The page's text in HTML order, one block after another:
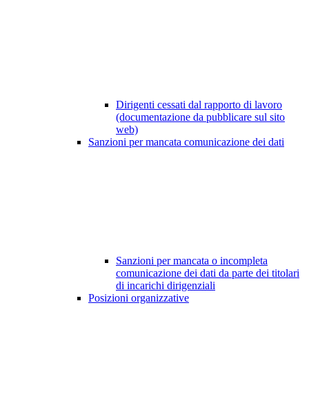
Dirigenti cessati dal rapporto di lavoro
(documentazione da pubblicare sul sito
web)
Sanzioni per mancata comunicazione dei dati
Sanzioni per mancata o incompleta
comunicazione dei dati da parte dei titolari
di incarichi dirigenziali
Posizioni organizzative